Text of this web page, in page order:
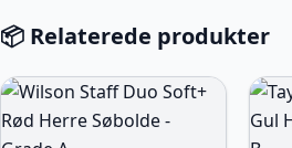
📦 Relaterede produkter